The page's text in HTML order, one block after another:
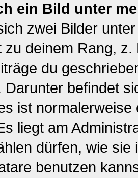
ein Bild unter
zwei Bilder
zu deinem Rang,
du
Darunter befindet
ist
liegt am
dürfen, wie
benutzen